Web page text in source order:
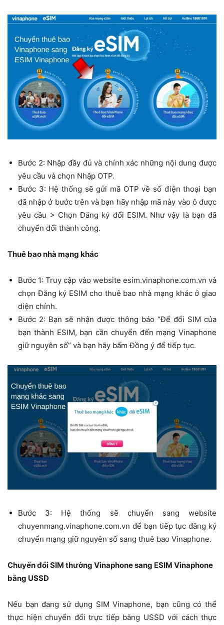
Bước 2: Nhập đầy đủ và chính xác những nội dung được
yêu cầu và chọn Nhập OTP.
Bước 3: Hệ thống sẽ gửi mã OTP về số điện thoại bạn
đã nhập ở bước trên và bạn hãy nhập mã này vào ô được
yêu cầu > Chọn Đăng ký đổi ESIM. Như vậy là bạn đã
chuyển đổi thành công.
Thuê bao nhà mạng khác
Bước 1: Truy cập vào website esim.vinaphone.com.vn và
chọn Đăng ký ESIM cho thuê bao nhà mạng khác ở giao
diện chính.
Bước 2: Bạn sẽ nhận được thông báo “Để đổi SIM của
bạn thành ESIM, bạn cần chuyển đến mạng Vinaphone
giữ nguyên số” và bạn hãy bấm Đồng ý để tiếp tục.
Bước 3: Hệ thống sẽ chuyển sang website
chuyenmang.vinaphone.com.vn để bạn tiếp tục đăng ký
chuyển mạng giữ nguyên số sang thuê bao Vinaphone.
Chuyển đổi SIM thường Vinaphone sang ESIM Vinaphone
bằng USSD
Nếu bạn đang sử dụng SIM Vinaphone, bạn cũng có thể
thực hiện chuyển đổi trực tiếp bằng USSD với cách thực